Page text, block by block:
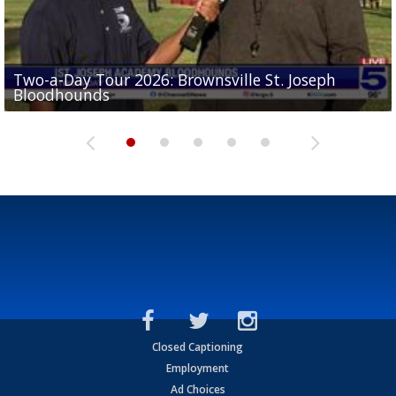
Two-a-Day Tour 2026: Brownsville St. Joseph
Bloodhounds
Two-a-Day Tour 2026: St. Joseph Academy
Bloodhounds
Two-a-Day Tour 2026: Sharyland Rattlers
Sit-down interview with UTRGV wide receiver
Tavian Cord
Two-a-Day Tour 2026: Raymondville Bearkats
Closed Captioning
Employment
Ad Choices